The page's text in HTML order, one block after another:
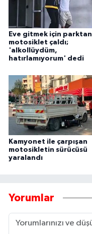
Eve gitmek için parktan
motosiklet çaldı;
'alkollüydüm,
hatırlamıyorum' dedi
Kamyonet ile çarpışan
motosikletin sürücüsü
yaralandı
Yorumlar